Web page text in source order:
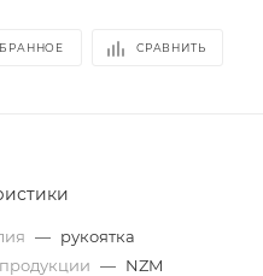
СРАВНИТЬ
— рукоятка
— NZM